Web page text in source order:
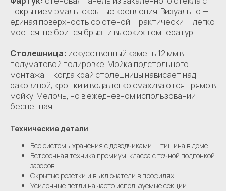
покрытием эмаль, скрытые крепления. Визуально —
единая поверхность со стеной. Практически — легко
моется, не боится брызг и высоких температур.
Столешница: искусственный камень 12 мм в
полуматовой полировке. Мойка подстольного
монтажа — когда край столешницы нависает над
раковиной, крошки и вода легко смахиваются прямо в
мойку. Мелочь, но в ежедневном использовании
бесценная.
Технические детали
Все системы хранения с доводчиками — тишина в доме
Встроенная техника премиум-класса с точной подгонкой
зазоров
Скрытые розетки и выключатели в профилях
Усиленные петли на часто используемые секции